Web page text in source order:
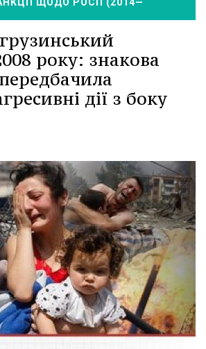
ЩОДО РОСІЇ (2014—
року: знакова
дії з боку